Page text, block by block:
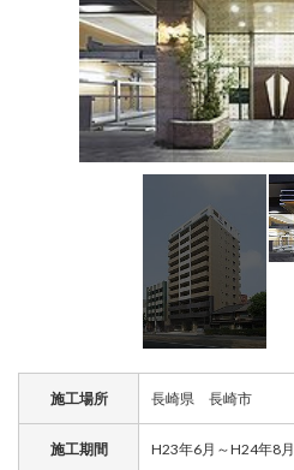
施工場所 長崎県 長崎市
施工期間 H23年6月～H24年8月